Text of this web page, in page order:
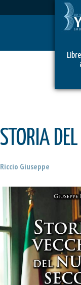
STORIA
Riccio Giuseppe